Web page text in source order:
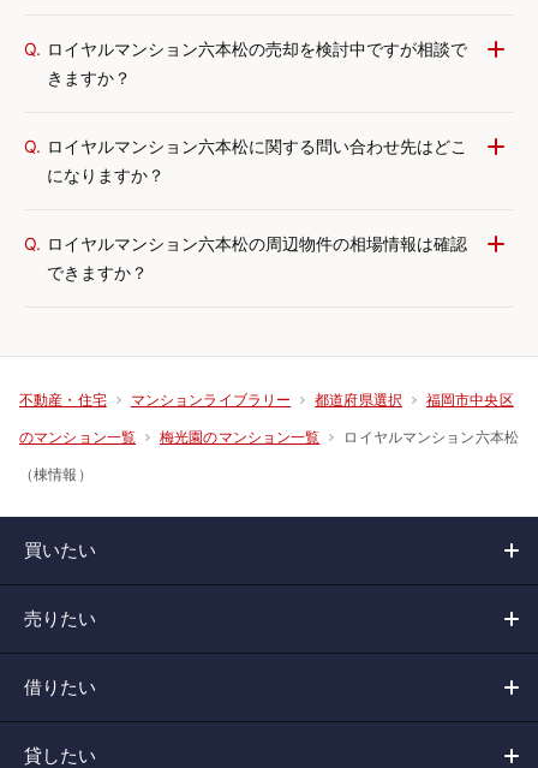
Q. ロイヤルマンション六本松の売却を検討中ですが相談で
きますか？
Q. ロイヤルマンション六本松に関する問い合わせ先はどこ
になりますか？
Q. ロイヤルマンション六本松の周辺物件の相場情報は確認
できますか？
不動産・住宅 マンションライブラリー 都道府県選択 福岡市中央区
のマンション一覧 梅光園のマンション一覧 ロイヤルマンション六本松
（棟情報）
買いたい
売りたい
借りたい
貸したい